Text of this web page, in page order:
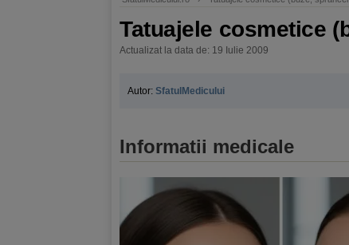
Tatuajele cosmetice
Actualizat la data de: 19 Iulie 2009
Autor: SfatulMedicului
Informatii medicale